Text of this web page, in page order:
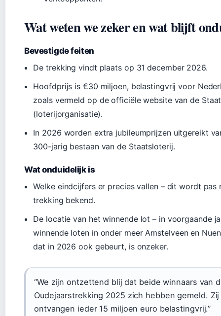
Wat weten we zeker en wat blijft
Bevestigde feiten
De trekking vindt plaats op 31 december 2026.
Hoofdprijs is €30 miljoen, belastingvrij voor
zoals vermeld op de officiële website van de
(loterijorganisatie).
In 2026 worden extra jubileumprijzen uitgereikt
300-jarig bestaan van de Staatsloterij.
Wat onduidelijk is
Welke eindcijfers er precies vallen – dit wordt pas
trekking bekend.
De locatie van het winnende lot – in voorgaande
winnende loten in onder meer Amstelveen en
dat in 2026 ook gebeurt, is onzeker.
“We zijn ontzettend blij dat beide winnaars van
Oudejaarstrekking 2025 zich hebben gemeld. Zij
ontvangen ieder 15 miljoen euro belastingvrij.”